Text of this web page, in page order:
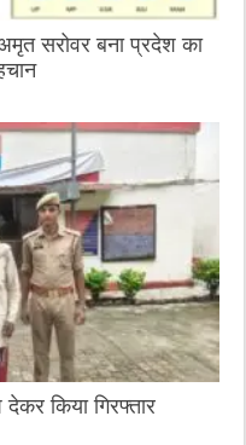
सरोवर बना प्रदेश का
किया गिरफ्तार